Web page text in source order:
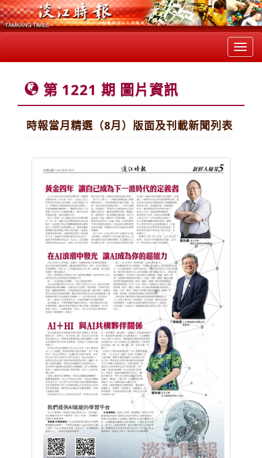
第 1221 期 圖片資訊
時報當月精選（8月）版面及刊載新聞列表